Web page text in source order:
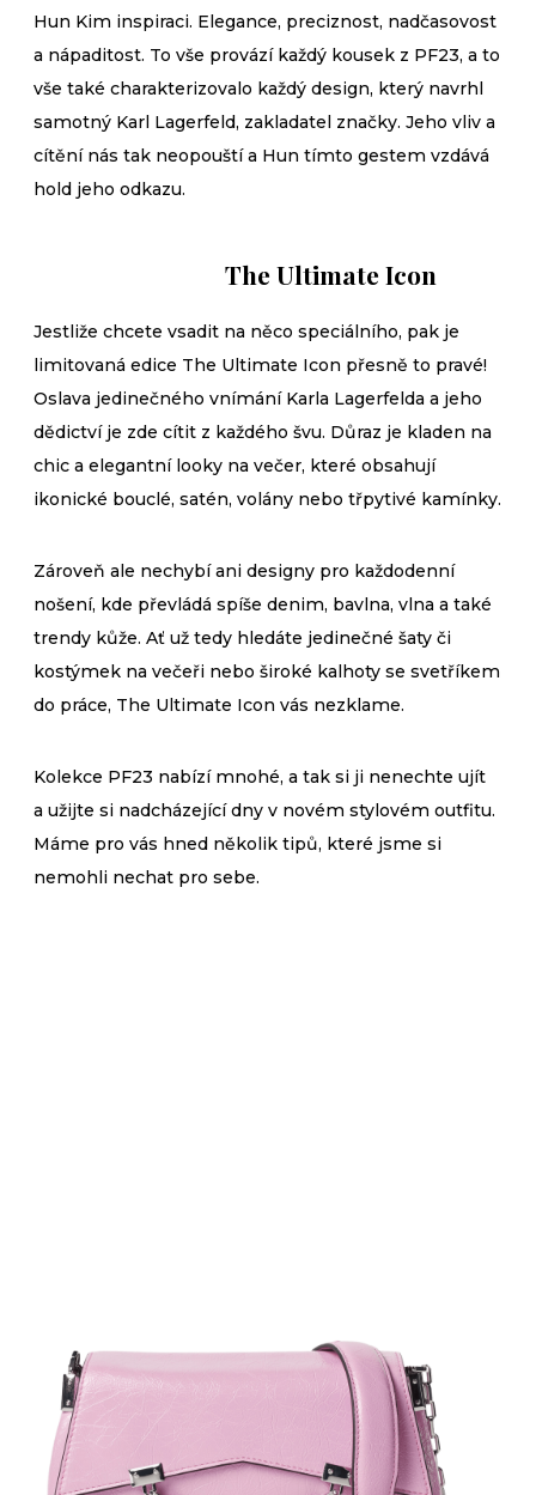
Hun Kim inspiraci. Elegance, preciznost, nadčasovost
a nápaditost. To vše provází každý kousek z PF23, a to
vše také charakterizovalo každý design, který navrhl
samotný Karl Lagerfeld, zakladatel značky. Jeho vliv a
cítění nás tak neopouští a Hun tímto gestem vzdává
hold jeho odkazu.
The Ultimate Icon
Jestliže chcete vsadit na něco speciálního, pak je
limitovaná edice The Ultimate Icon přesně to pravé!
Oslava jedinečného vnímání Karla Lagerfelda a jeho
dědictví je zde cítit z každého švu. Důraz je kladen na
chic a elegantní looky na večer, které obsahují
ikonické bouclé, satén, volány nebo třpytivé kamínky.
Zároveň ale nechybí ani designy pro každodenní
nošení, kde převládá spíše denim, bavlna, vlna a také
trendy kůže. Ať už tedy hledáte jedinečné šaty či
kostýmek na večeři nebo široké kalhoty se svetříkem
do práce, The Ultimate Icon vás nezklame.
Kolekce PF23 nabízí mnohé, a tak si ji nenechte ujít
a užijte si nadcházející dny v novém stylovém outfitu.
Máme pro vás hned několik tipů, které jsme si
nemohli nechat pro sebe.